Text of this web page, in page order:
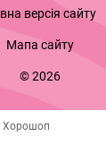
версія сайту
Мапа сайту
© 2026
Хорошоп